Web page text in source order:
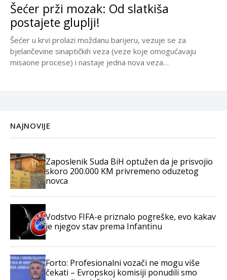
Šećer prži mozak: Od slatkiša
postajete gluplji!
Šećer u krvi prolazi moždanu barijeru, vezuje se za
bjelančevine sinaptičkih veza (veze koje omogućavaju
misaone procese) i nastaje jedna nova veza
NAJNOVIJE
Zaposlenik Suda BiH optužen da je prisvojio
skoro 200.000 KM privremeno oduzetog
novca
Vodstvo FIFA-e priznalo pogreške, evo kakav
je njegov stav prema Infantinu
Forto: Profesionalni vozači ne mogu više
čekati – Evropskoj komisiji ponudili smo